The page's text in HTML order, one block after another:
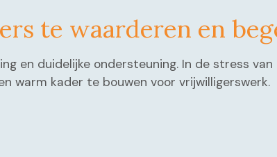
te waarderen en
en duidelijke ondersteuning. In de stress
warm kader te bouwen voor vrijwilligerswerk.